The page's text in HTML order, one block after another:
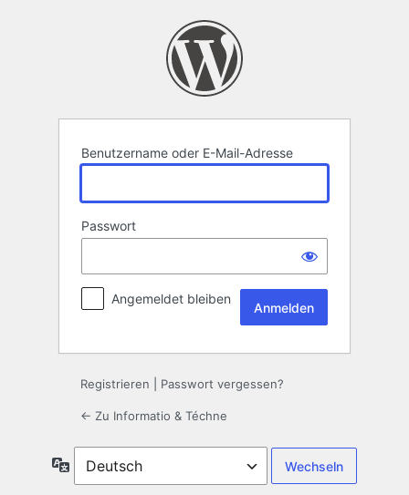
Benutzername oder E-Mail-Adresse
Passwort
Angemeldet bleiben
Registrieren Passwort vergessen?
← Zu Informatio & Téchne
Sprache